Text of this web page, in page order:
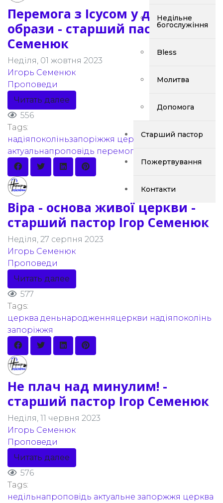
Недільне
богослужіння
Bless
Молитва
Допомога
Старший пастор
Пожертвування
Контакти
Перемога з Ісусом у долині
образи - старший пастор Ігор
Семенюк
Неділя, 01 жовтня 2023
Игорь Семенюк
Проповеди
Читать далее
556
Tags:
надіяпоколіньзапоріжжя церква
актуальнапроповідь перемога
Віра - основа живої церкви -
старший пастор Ігор Семенюк
Неділя, 27 серпня 2023
Игорь Семенюк
Проповеди
Читать далее
577
Tags:
церква деньнародженняцеркви надіяпоколінь
запоріжжя
Не плач над минулим! -
старший пастор Ігор Семенюк
Неділя, 11 червня 2023
Игорь Семенюк
Проповеди
Читать далее
576
Tags:
недільнапроповідь актуальне запоржжя церква